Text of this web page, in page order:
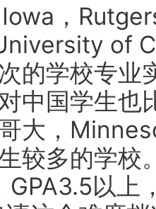
，
of
的学校专业
中国学生也
大，
较多的学校
GPA3.5以上